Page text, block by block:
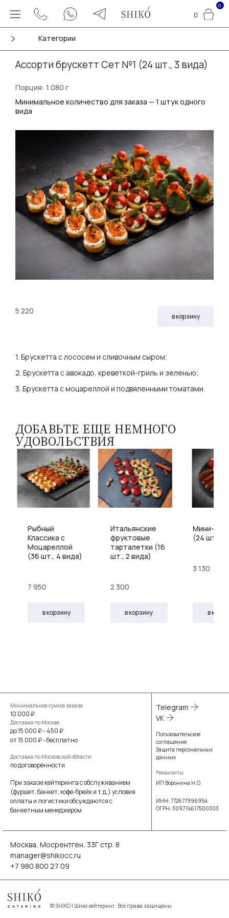
0
0
Категории
Ассорти брускетт Сет №1 (24 шт., 3 вида)
Порция: 1 080 г
Минимальное количество для заказа — 1 штук одного
вида
5 220
в корзину
1. Брускетта с лососем и сливочным сыром;
2. Брускетта с авокадо, креветкой-гриль и зеленью;
3. Брускетта с моцареллой и подвяленными томатами.
ДОБАВЬТЕ ЕЩЕ НЕМНОГО
УДОВОЛЬСТВИЯ
Рыбный
Классика с
Моцареллой
(36 шт., 4 вида)
7 950
в корзину
Итальянские
фруктовые
тарталетки (16
шт., 2 вида)
2 300
в корзину
Мини-
(24 шт.)
3 130
в
Минимальная сумма заказа
10 000 ₽
Доставка по Москве
до 15 000 ₽ - 450 ₽
от 15 000 ₽ - бесплатно
Доставка по Московской области
по договорённости
При заказе кейтеринга с обслуживанием
(фуршет, банкет, кофе-брейк и т.д.) условия
оплаты и логистики обсуждаются с
банкетным менеджером
Telegram
VK
Пользовательское
соглашение
Защита персональных
данных
Реквизиты
ИП Воронина Н.О.
ИНН: 772677996954
ОГРН: 309774617500303
Москва, Мосрентген, 33Г стр. 8
manager@shikocc.ru
+7 980 800 27 09
© SHIKO | Шико кейтеринг. Все права защищены